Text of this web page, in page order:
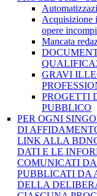
Acquisizione
opere
Mancata
GRAVI
PROGETTI
PUBBLICO
PER OGNI
DI
LINK ALLA
DATI E LE
COMUNICATI
PUBBLICATI DA
DELLA